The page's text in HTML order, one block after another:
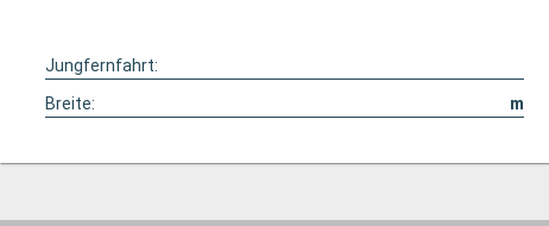
Jungfernfahrt:
Breite:
m